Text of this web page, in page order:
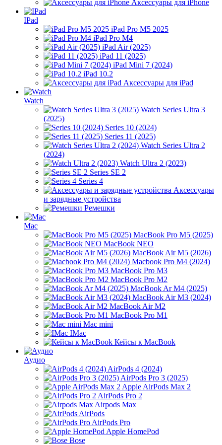
Аксессуары для iPhone
IPad
iPad Pro M5 2025
iPad Pro M4
iPad Air (2025)
iPad 11 (2025)
iPad Mini 7 (2024)
iPad 10.2
Аксессуары для iPad
Watch
Watch Series Ultra 3
(2025)
Series 10 (2024)
Series 11 (2025)
Watch Series Ultra 2
(2024)
Watch Ultra 2 (2023)
Series SE 2
Series 4
Аксессуары
и зарядные устройства
Ремешки
Mac
MacBook Pro M5 (2025)
MacBook NEO
MacBook Air M5 (2026)
Macbook Pro M4 (2024)
MacBook Pro M3
MacBook Pro M2
MacBook Ar M4 (2025)
MacBook Air M3 (2024)
MacBook Air M2
MacBook Pro M1
Mac mini
IMac
Кейсы к MacBook
Аудио
AirPods 4 (2024)
AirPods Pro 3 (2025)
Apple AirPods Max 2
AirPods Pro 2
Airpods Max
AirPods
AirPods Pro
Apple HomePod
Bose